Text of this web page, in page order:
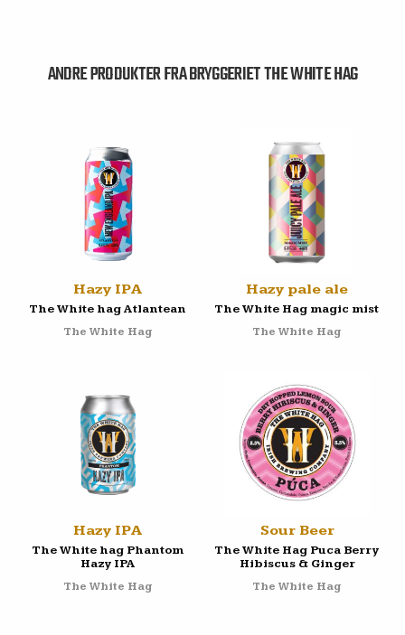
ANDRE PRODUKTER FRA BRYGGERIET THE WHITE HAG
Hazy IPA
The White hag Atlantean
The White Hag
Hazy pale ale
The White Hag magic mist
The White Hag
Hazy IPA
The White hag Phantom
Hazy IPA
The White Hag
Sour Beer
The White Hag Puca Berry
Hibiscus & Ginger
The White Hag